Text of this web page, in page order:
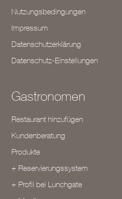
Nutzungsbedingungen
Impressum
Datenschutzerklärung
Datenschutz-Einstellungen
Gastronomen
Restaurant hinzufügen
Kundenberatung
Produkte
+ Reservierungssystem
+ Profil bei Lunchgate